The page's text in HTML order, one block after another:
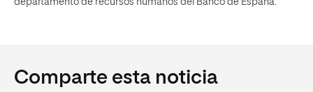
departamento de recursos humanos del Banco de España.
Comparte esta noticia